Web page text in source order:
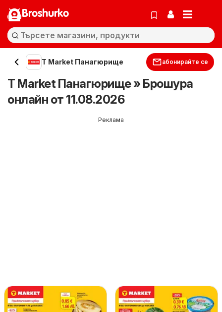
Broshurko
T Market Панагюрище абонирайте се
T Market Панагюрище » Брошура
онлайн от 11.08.2026
Реклама